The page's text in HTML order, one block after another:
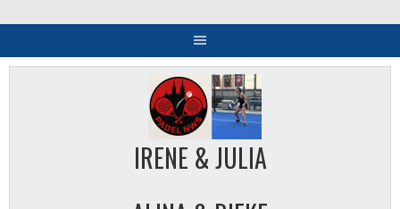
IRENE & JULIA